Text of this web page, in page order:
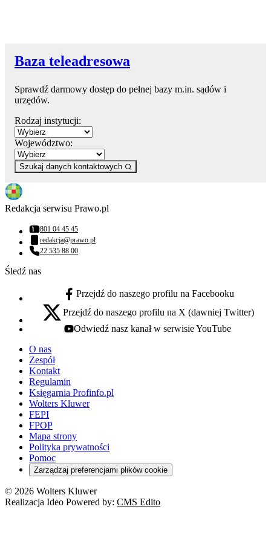
Baza teleadresowa
Sprawdź darmowy dostęp do pełnej bazy m.in. sądów i
urzędów.
Rodzaj instytucji:
Województwo:
Szukaj danych kontaktowych
Redakcja serwisu Prawo.pl
Numer telefonu:
801 04 45 45
Adres email:
redakcja@prawo.pl
Numer telefonu:
22 535 88 00
Śledź nas
facebook - otwiera się w nowej karcie
Przejdź do naszego profilu na Facebooku
x - otwiera się w nowej karcie
Przejdź do naszego profilu na X (dawniej Twitter)
youtube - otwiera się w nowej karcie
Odwiedź nasz kanał w serwisie YouTube
O nas
Zespół
Kontakt
Regulamin
Księgarnia Profinfo.pl
Wolters Kluwer
FEPI
FPOP
Mapa strony
Polityka prywatności
Pomoc
Zarządzaj preferencjami plików cookie
© 2026 Wolters Kluwer
Realizacja Ideo Powered by: CMS Edito